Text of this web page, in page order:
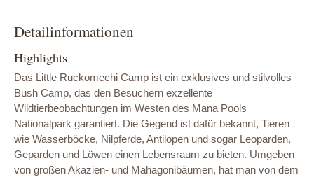
Detailinformationen
Highlights
Das Little Ruckomechi Camp ist ein exklusives und stilvolles
Bush Camp, das den Besuchern exzellente
Wildtierbeobachtungen im Westen des Mana Pools
Nationalpark garantiert. Die Gegend ist dafür bekannt, Tieren
wie Wasserböcke, Nilpferde, Antilopen und sogar Leoparden,
Geparden und Löwen einen Lebensraum zu bieten. Umgeben
von großen Akazien- und Mahagonibäumen, hat man von dem